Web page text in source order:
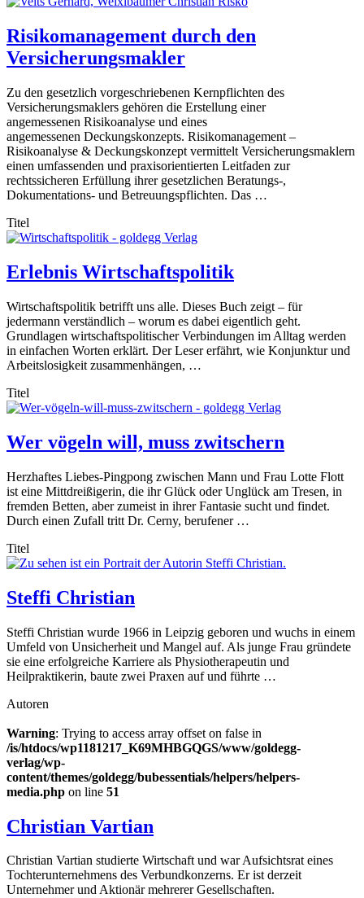
Risikomanagement durch den
Versicherungsmakler
Zu den gesetzlich vorgeschriebenen Kernpflichten des
Versicherungsmaklers gehören die Erstellung einer
angemessenen Risikoanalyse und eines
angemessenen Deckungskonzepts. Risikomanagement –
Risikoanalyse & Deckungskonzept vermittelt Versicherungsmaklern
einen umfassenden und praxisorientierten Leitfaden zur
rechtssicheren Erfüllung ihrer gesetzlichen Beratungs-,
Dokumentations- und Betreuungspflichten. Das …
Titel
Erlebnis Wirtschaftspolitik
Wirtschaftspolitik betrifft uns alle. Dieses Buch zeigt – für
jedermann verständlich – worum es dabei eigentlich geht.
Grundlagen wirtschaftspolitischer Verbindungen im Alltag werden
in einfachen Worten erklärt. Der Leser erfährt, wie Konjunktur und
Arbeitslosigkeit zusammenhängen, …
Titel
Wer vögeln will, muss zwitschern
Herzhaftes Liebes-Pingpong zwischen Mann und Frau Lotte Flott
ist eine Mittdreißigerin, die ihr Glück oder Unglück am Tresen, in
fremden Betten, aber zumeist in ihrer Fantasie sucht und findet.
Durch einen Zufall tritt Dr. Cerny, berufener …
Titel
Steffi Christian
Steffi Christian wurde 1966 in Leipzig geboren und wuchs in einem
Umfeld von Unsicherheit und Mangel auf. Als junge Frau gründete
sie eine erfolgreiche Karriere als Physiotherapeutin und
Heilpraktikerin, baute zwei Praxen auf und führte …
Autoren
Warning: Trying to access array offset on false in
/is/htdocs/wp1181217_K69MHBGQGS/www/goldegg-
verlag/wp-
content/themes/goldegg/bubessentials/helpers/helpers-
media.php on line 51
Christian Vartian
Christian Vartian studierte Wirtschaft und war Aufsichtsrat eines
Tochterunternehmens des Verbundkonzerns. Er ist derzeit
Unternehmer und Aktionär mehrerer Gesellschaften.